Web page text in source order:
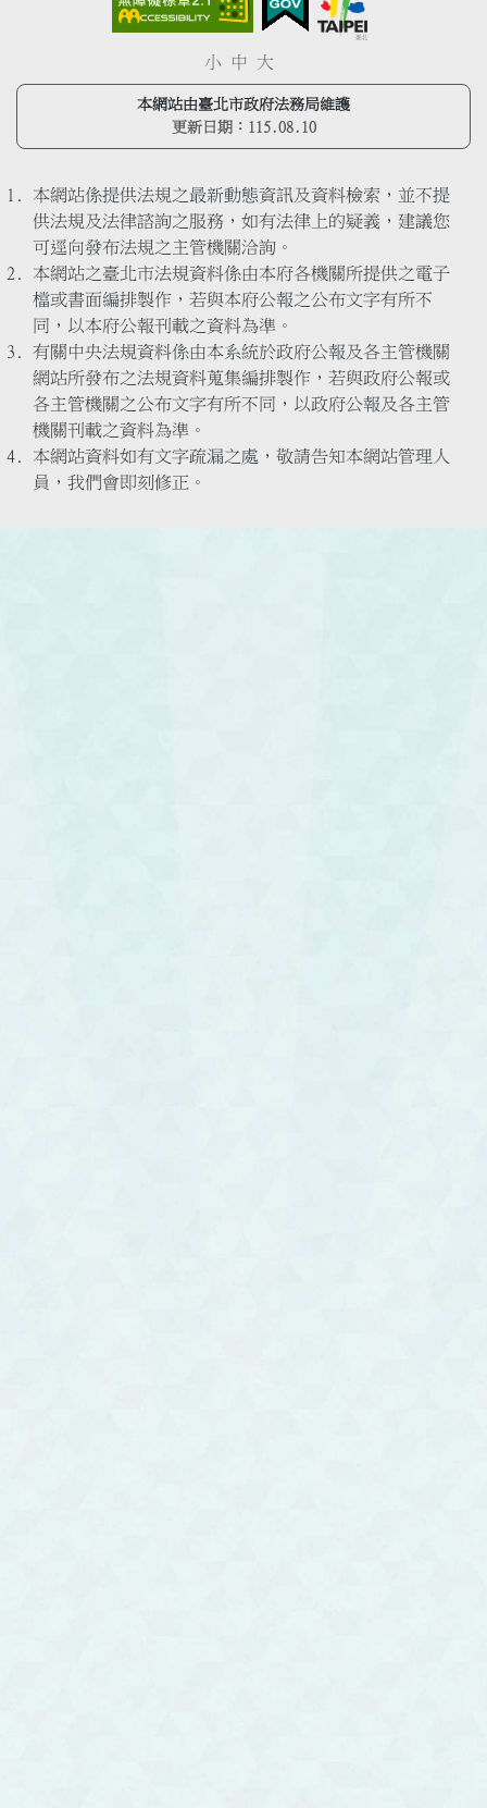
小 中 大
本網站由臺北市政府法務局維護
更新日期： 115.08.10
本網站係提供法規之最新動態資訊及資料檢索，並不提
供法規及法律諮詢之服務，如有法律上的疑義，建議您
可逕向發布法規之主管機關洽詢。
本網站之臺北市法規資料係由本府各機關所提供之電子
檔或書面編排製作，若與本府公報之公布文字有所不
同，以本府公報刊載之資料為準。
有關中央法規資料係由本系統於政府公報及各主管機關
網站所發布之法規資料蒐集編排製作，若與政府公報或
各主管機關之公布文字有所不同，以政府公報及各主管
機關刊載之資料為準。
本網站資料如有文字疏漏之處，敬請告知本網站管理人
員，我們會即刻修正。